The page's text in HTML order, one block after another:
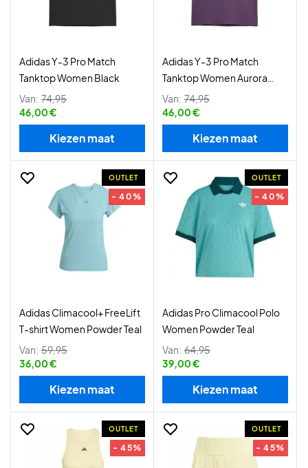
Adidas Y-3 Pro Match
Tanktop Women Black
Van: 74,95
46,00 €
Kiezen maat
Adidas Y-3 Pro Match
Tanktop Women Aurora
Plum
Van: 74,95
46,00 €
Kiezen maat
OUTLET
- 40%
Adidas Climacool+ FreeLift
T-shirt Women Powder Teal
Van: 59,95
36,00 €
Kiezen maat
OUTLET
- 40%
Adidas Pro Climacool Polo
Women Powder Teal
Van: 64,95
39,00 €
Kiezen maat
OUTLET
- 45%
OUTLET
- 45%